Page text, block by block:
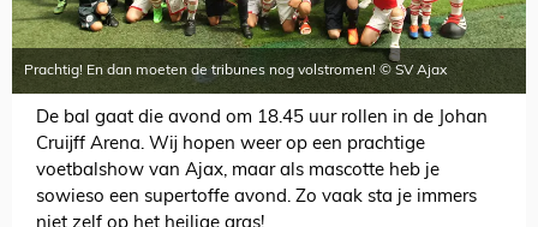
Prachtig! En dan moeten de tribunes nog volstromen! © SV Ajax
De bal gaat die avond om 18.45 uur rollen in de Johan
Cruijff Arena. Wij hopen weer op een prachtige
voetbalshow van Ajax, maar als mascotte heb je
sowieso een supertoffe avond. Zo vaak sta je immers